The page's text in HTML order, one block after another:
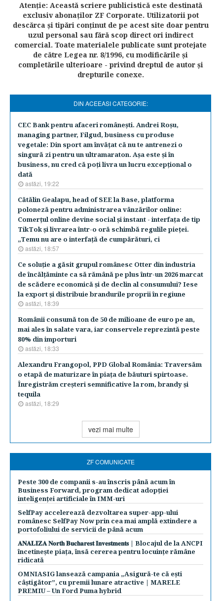
Atenţie: Această scriere publicistică este destinată
exclusiv abonaţilor ZF Corporate. Utilizatorii pot
descărca şi tipări conţinut de pe acest site doar pentru
uzul personal sau fără scop direct ori indirect
comercial. Toate materialele publicate sunt protejate
de către Legea nr. 8/1996, cu modificările şi
completările ulterioare - privind dreptul de autor şi
drepturile conexe.
DIN ACEEASI CATEGORIE:
CEC Bank pentru afaceri româneşti. Andrei Roşu,
managing partner, Filgud, business cu produse
vegetale: Din sport am învăţat că nu te antrenezi o
singură zi pentru un ultramaraton. Aşa este şi în
business, nu cred că poţi livra un lucru excepţional o
dată
astăzi, 19:22
Cătălin Gealapu, head of SEE la Base, platforma
poloneză pentru administrarea vânzărilor online:
Comerţul online devine social şi instant - interfaţa de tip
TikTok şi livrarea într-o oră schimbă regulile pieţei.
„Temu nu are o interfaţă de cumpărături, ci
astăzi, 18:57
Ce soluţie a găsit grupul românesc Otter din industria
de încălţăminte ca să rămână pe plus într-un 2026 marcat
de scădere economică şi de declin al consumului? Iese
la export şi distribuie brandurile proprii în regiune
astăzi, 18:39
Românii consumă ton de 50 de milioane de euro pe an,
mai ales în salate vara, iar conservele reprezintă peste
80% din importuri
astăzi, 18:33
Alexandru Frangopol, PPD Global România: Traversăm
o etapă de maturizare în piaţa de băuturi spirtoase.
Înregistrăm creşteri semnificative la rom, brandy şi
tequila
astăzi, 18:29
vezi mai multe
ZF COMUNICATE
Peste 300 de companii s-au înscris până acum în
Business Forward, program dedicat adopției
inteligenței artificiale în IMM-uri
SelfPay accelerează dezvoltarea super-app-ului
românesc SelfPay Now prin cea mai amplă extindere a
portofoliului de servicii de până acum
𝐀𝐍𝐀𝐋𝐈𝐙𝐀 𝐍𝐨𝐫𝐭𝐡 𝐁𝐮𝐜𝐡𝐚𝐫𝐞𝐬𝐭 𝐈𝐧𝐯𝐞𝐬𝐭𝐦𝐞𝐧𝐭𝐬 | Blocajul de la ANCPI
încetinește piața, însă cererea pentru locuințe rămâne
ridicată
OMNIASIG lansează campania „Asigură-te că ești
câștigător”, cu premii lunare atractive | MARELE
PREMIU – Un Ford Puma hybrid